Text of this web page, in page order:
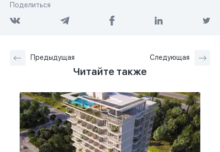
Поделиться
Предыдущая Следующая
Читайте также